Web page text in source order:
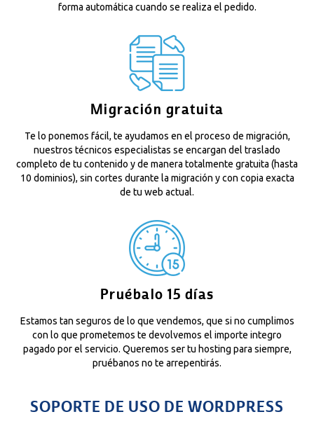
forma automática cuando se realiza el pedido.
Migración gratuita
Te lo ponemos fácil, te ayudamos en el proceso de migración,
nuestros técnicos especialistas se encargan del traslado
completo de tu contenido y de manera totalmente gratuita (hasta
10 dominios), sin cortes durante la migración y con copia exacta
de tu web actual.
Pruébalo 15 días
Estamos tan seguros de lo que vendemos, que si no cumplimos
con lo que prometemos te devolvemos el importe integro
pagado por el servicio. Queremos ser tu hosting para siempre,
pruébanos no te arrepentirás.
SOPORTE DE USO DE WORDPRESS